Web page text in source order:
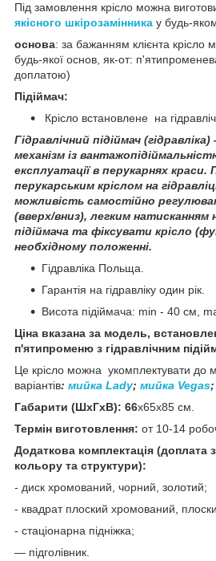
Під замовлення крісло можна
якісного шкірозамінника у будь-
основа: за бажанням клієнта крісло
будь-якої основ, як-от:
доплатою)
Підіймач:
Крісло встановлене на
Гідравлічний підіймач
механізм із
експлуатації в перукарнях краси.
перукарським кріслом на
можливість самостійно
(вверх/вниз), легким натисканням
підіймача та фіксувати крісло
необхідному положенні.
Гідравліка Польща.
Гарантія на гідравліку один рік.
Висота підіймача: min - 40 см,
Ціна вказана за модель,
п'ятипроменю з гідравлічним
Це крісло можна укомплектувати до
варіантів: мийка Lady; мийка Vegas;
Габарити (ШхГхВ): 66х65х85 см.
Термін виготовлення: от 10-14
Додаткова комплектація (доплата
кольору та структури):
- диск хромований, чорний, золотий;
- квадрат плоский хромований,
- стаціонарна підніжка;
— підголівник.